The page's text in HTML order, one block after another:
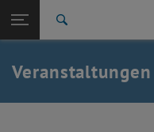
TU Login
Quicklinks
Quicklinks-Menü umschalten
Studium
Karriere
Veranstaltungen